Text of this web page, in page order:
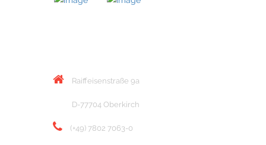
Raiffeisenstraße 9a
D-77704 Oberkirch
(+49) 7802 7063-0